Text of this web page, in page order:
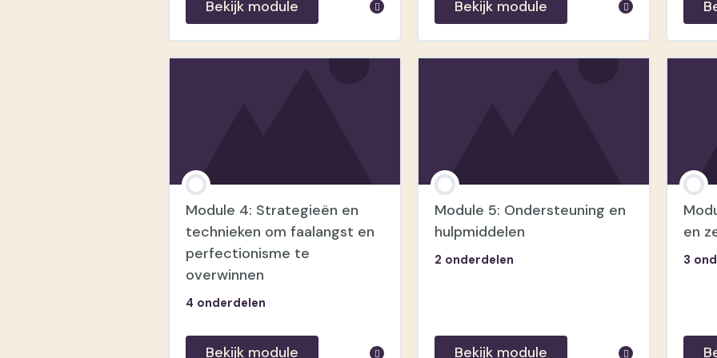
Bekijk module
module inhoud
Les 1.3: Wat is het verband
tussen faalangst en
perfectionisme?
Bekijk module
module inhoud
Les 2.2: Symptomen van
perfectionisme
Les
Les
Module 4: Strategieën en
technieken om faalangst en
perfectionisme te
overwinnen
4 onderdelen
Bekijk module
Module 5: Ondersteuning en
hulpmiddelen
2 onderdelen
Bekijk module
en
3